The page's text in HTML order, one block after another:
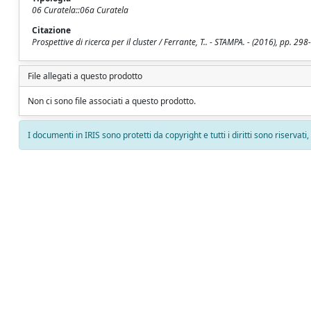
06 Curatela::06a Curatela
Citazione
Prospettive di ricerca per il cluster / Ferrante, T.. - STAMPA. - (2016), pp.
File allegati a questo prodotto
Non ci sono file associati a questo prodotto.
I documenti in IRIS sono protetti da copyright e tutti i diritti sono